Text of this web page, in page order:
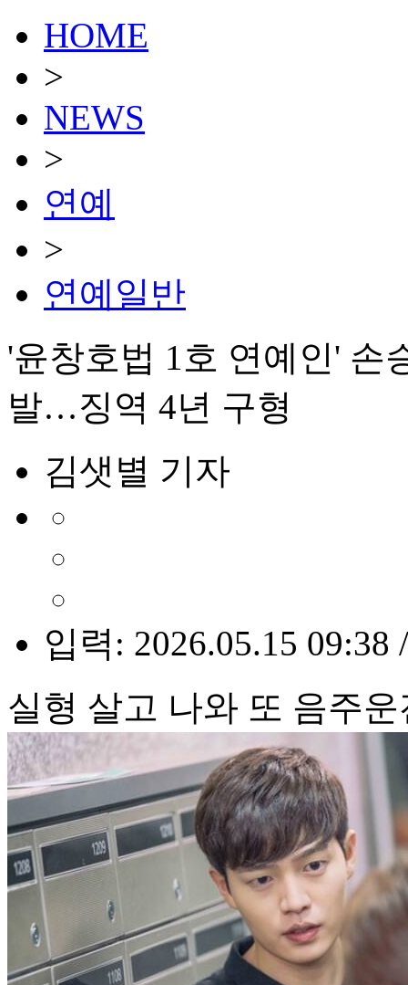
HOME
>
NEWS
>
연예
>
연예일반
'윤창호법 1호 연예인' 손
발…징역 4년 구형
김샛별 기자
입력: 2026.05.15 09:38
실형 살고 나와 또 음주